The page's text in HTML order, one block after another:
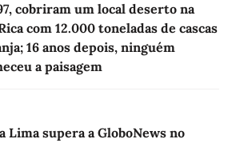
cobriram um local deserto na
com 12.000 toneladas de cascas
16 anos depois, ninguém
a paisagem
Lima supera a GloboNews no